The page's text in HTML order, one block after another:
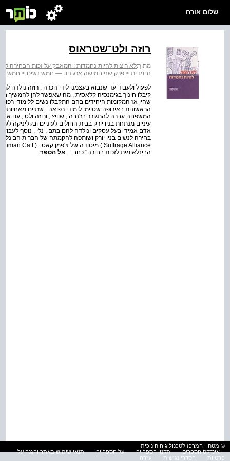
שלום אורח
רוזה ולט־שטראוס
מתוך:לא רוצות להיות נחמדות : המאבק על זכות הבחירה
נחמדות > פרק שני חמישה ארגונים — חמש נשים > חמש
קיבלו חינוך בגימנסיה קלאסית , מה שאפשר להן להמשיך
הראשונות באירופה שסיימו לימודי רפואה . שתיים
המשפחה עברה להתגורר בז'נבה , שוויץ , ורוזה ולט , עם
אדם אמיד ובעל עסקים ונולדה להם בתם , נלי . נוסף
הבינלאומית לזכות בחירה" כחב... אל הספר
© מטח - המרכז לטכנולוגיה חינוכית
אינדקס הספרים
תקנון הספרייה על הספרייה
תנאי שימוש באתר והגנה על
פרטיות
הסדרי נגישות עזרה